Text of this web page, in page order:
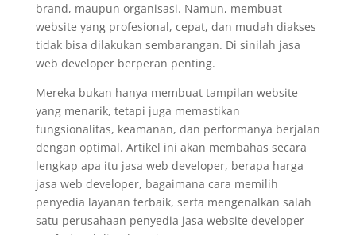
brand, maupun organisasi. Namun, membuat
website yang profesional, cepat, dan mudah diakses
tidak bisa dilakukan sembarangan. Di sinilah jasa
web developer berperan penting.
Mereka bukan hanya membuat tampilan website
yang menarik, tetapi juga memastikan
fungsionalitas, keamanan, dan performanya berjalan
dengan optimal. Artikel ini akan membahas secara
lengkap apa itu jasa web developer, berapa harga
jasa web developer, bagaimana cara memilih
penyedia layanan terbaik, serta mengenalkan salah
satu perusahaan penyedia jasa website developer